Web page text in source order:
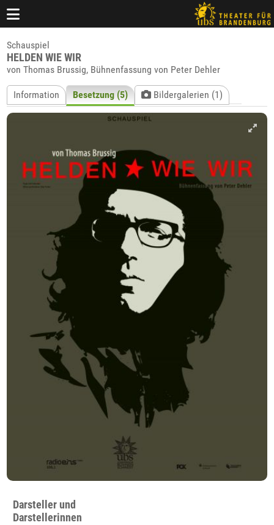
Schauspiel
HELDEN WIE WIR
von Thomas Brussig, Bühnenfassung von Peter Dehler
Information Besetzung (5) Bildergalerien (1)
Darsteller und
Darstellerinnen